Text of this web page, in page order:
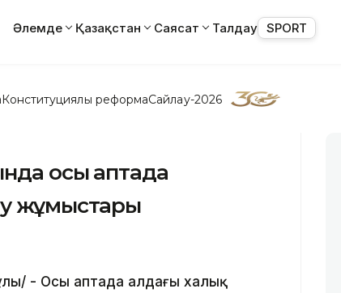
Әлемде Қазақстан Саясат Талдау SPORT
Конституциялық реформаСайлау-2026
осы аптада
жұмыстары
- Осы аптада алдағы халық